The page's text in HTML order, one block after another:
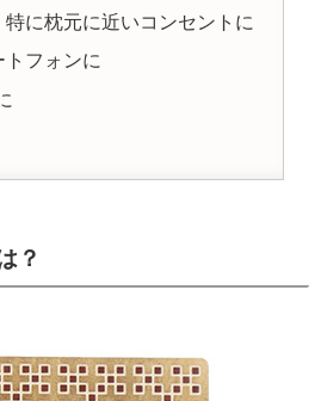
に枕元に近いコンセントに
フォンに
？